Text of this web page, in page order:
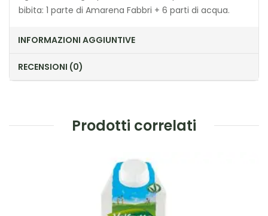
bibita: 1 parte di Amarena Fabbri + 6 parti di acqua.
INFORMAZIONI AGGIUNTIVE
RECENSIONI (0)
Prodotti correlati